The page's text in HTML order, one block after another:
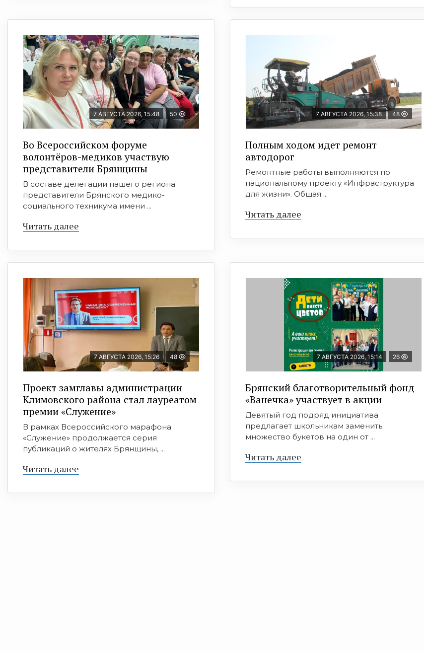
7 АВГУСТА 2026, 15:48 50
Во Всероссийском форуме
волонтёров-медиков участвую
представители Брянщины
В составе делегации нашего региона
представители Брянского медико-
социального техникума имени ...
Читать далее
7 АВГУСТА 2026, 15:38 48
Полным ходом идет ремонт
автодорог
Ремонтные работы выполняются по
национальному проекту «Инфраструктура
для жизни». Общая ...
Читать далее
7 АВГУСТА 2026, 15:26 48
Проект замглавы администрации
Климовского района стал лауреатом
премии «Служение»
В рамках Всероссийского марафона
«Служение» продолжается серия
публикаций о жителях Брянщины, ...
Читать далее
7 АВГУСТА 2026, 15:14 26
Брянский благотворительный фонд
«Ванечка» участвует в акции
Девятый год подряд инициатива
предлагает школьникам заменить
множество букетов на один от ...
Читать далее